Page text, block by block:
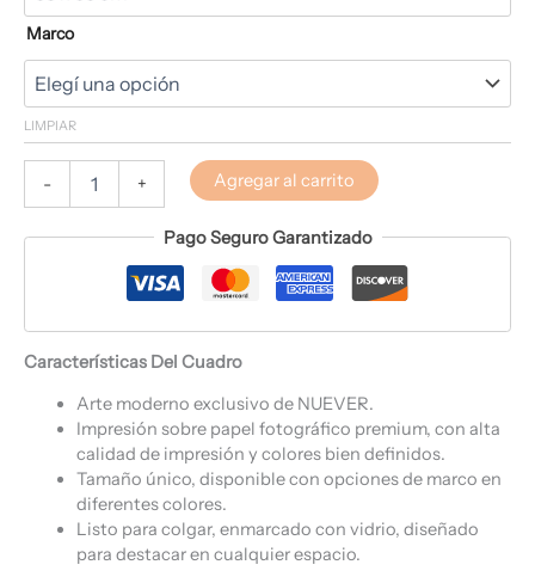
Marco
LIMPIAR
- + Agregar al carrito
Pago Seguro Garantizado
Características Del Cuadro
Arte moderno exclusivo de NUEVER.
Impresión sobre papel fotográfico premium, con alta
calidad de impresión y colores bien definidos.
Tamaño único, disponible con opciones de marco en
diferentes colores.
Listo para colgar, enmarcado con vidrio, diseñado
para destacar en cualquier espacio.